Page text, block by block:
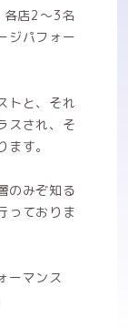
店2～3名
ジパフォー
トと、それ
スされ、そ
す。
のみぞ知る
っておりま
ーマンス